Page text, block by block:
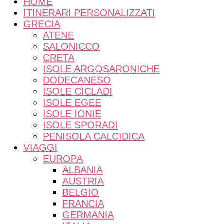
ITINERARI PERSONALIZZATI
GRECIA
ATENE
SALONICCO
CRETA
ISOLE ARGOSARONICHE
DODECANESO
ISOLE CICLADI
ISOLE EGEE
ISOLE IONIE
ISOLE SPORADI
PENISOLA CALCIDICA
VIAGGI
EUROPA
ALBANIA
AUSTRIA
BELGIO
FRANCIA
GERMANIA